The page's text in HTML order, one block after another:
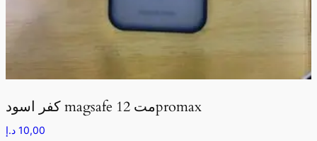
كفر اسود magsafe مت 12promax
10,00 د.إ